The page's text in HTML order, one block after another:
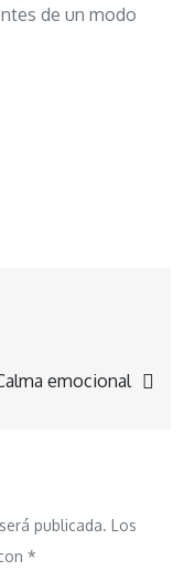
de un modo
emocional
publicada. Los
*